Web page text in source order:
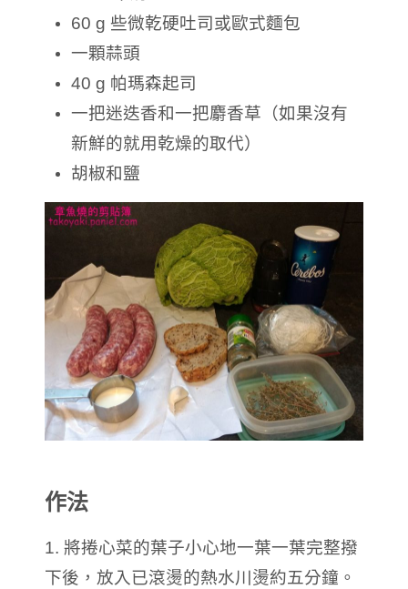
60 g 些微乾硬吐司或歐式麵包
一顆蒜頭
40 g 帕瑪森起司
一把迷迭香和一把麝香草（如果沒有
新鮮的就用乾燥的取代）
胡椒和鹽
作法
1. 將捲心菜的葉子小心地一葉一葉完整撥
下後，放入已滾燙的熱水川燙約五分鐘。